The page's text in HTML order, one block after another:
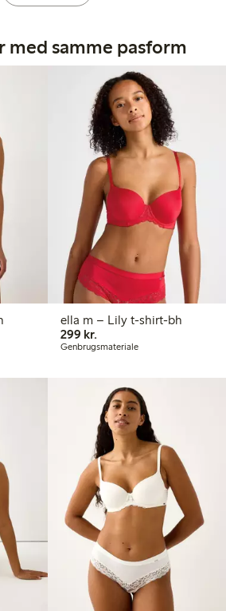
med samme pasform
ella m – Lily t-shirt-bh
299 kr.299,00 kr.
Genbrugsmateriale